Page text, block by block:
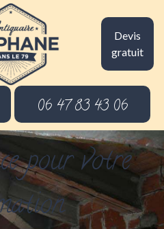
Devis
gratuit
06 47 83 43 06
pour votre